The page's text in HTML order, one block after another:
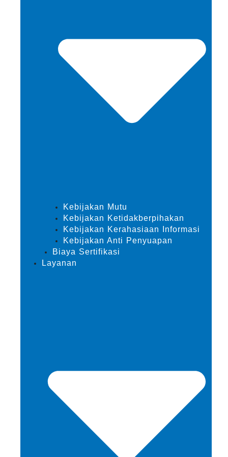
Kebijakan Mutu
Kebijakan Ketidakberpihakan
Kebijakan Kerahasiaan Informasi
Kebijakan Anti Penyuapan
Biaya Sertifikasi
Layanan